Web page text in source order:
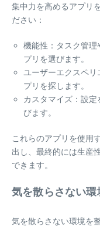
集中力を高めるアプリ
ださい：
機能性：タスク管
プリを選びます。
ユーザーエクスペ
プリを探します。
カスタマイズ：設
びます。
これらのアプリを使用
出し、最終的には生産
できます。
気を散らさない環
気を散らさない環境を